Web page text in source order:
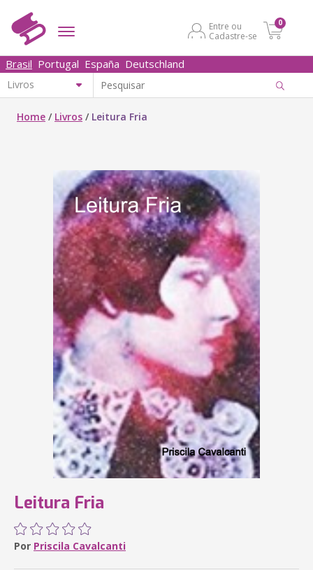
Entre ou
Cadastre-se
0
Brasil Portugal España Deutschland
Home / Livros / Leitura Fria
Leitura Fria
Por Priscila Cavalcanti